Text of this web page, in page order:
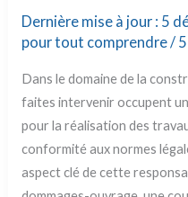
Dernière mise à jour : 5
pour tout comprendre/
Dans le domaine de la
faites intervenir occupent
pour la réalisation des
conformité aux normes
aspect clé de cette